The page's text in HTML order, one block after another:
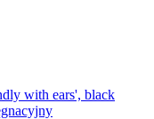
with ears', black